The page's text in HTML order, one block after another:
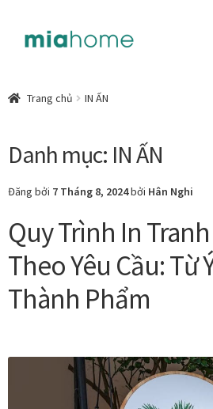
đến
đến
Chất liệu nghệ thuật
Không gian sống
Cách chọn tranh phòng ngủ để
nhàng hơn
Chọn tranh phòng khách từ
Vị trí trưng bày
Trang chủ IN ẤN
Danh mục: IN ẤN
Đăng bởi 7 Tháng 8, 2024bởi Hân Nghi
Quy Trình In
Theo Yêu Cầu: Từ
Thành Phẩm